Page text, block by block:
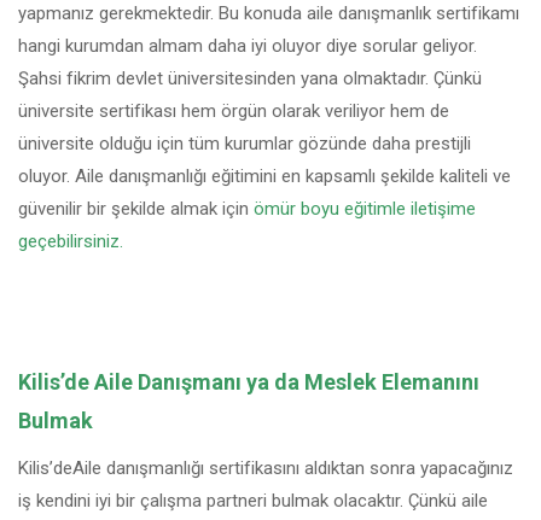
yapmanız gerekmektedir. Bu konuda aile danışmanlık sertifikamı
hangi kurumdan almam daha iyi oluyor diye sorular geliyor.
Şahsi fikrim devlet üniversitesinden yana olmaktadır. Çünkü
üniversite sertifikası hem örgün olarak veriliyor hem de
üniversite olduğu için tüm kurumlar gözünde daha prestijli
oluyor. Aile danışmanlığı eğitimini en kapsamlı şekilde kaliteli ve
güvenilir bir şekilde almak için ömür boyu eğitimle iletişime
geçebilirsiniz.
Kilis’de Aile Danışmanı ya da Meslek Elemanını
Bulmak
Kilis’deAile danışmanlığı sertifikasını aldıktan sonra yapacağınız
iş kendini iyi bir çalışma partneri bulmak olacaktır. Çünkü aile